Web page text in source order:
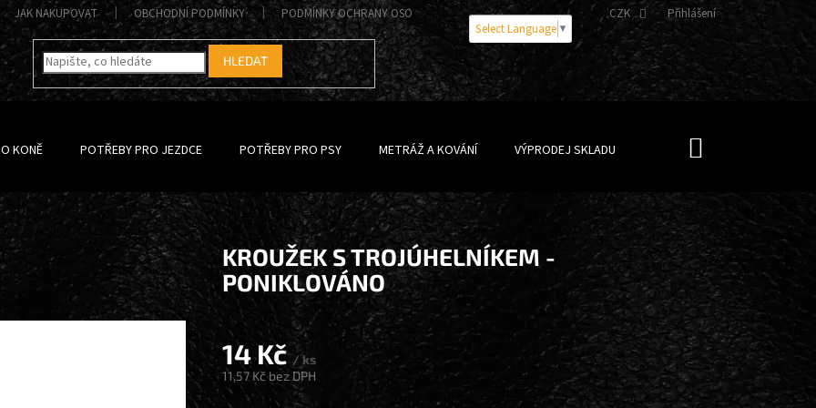
JAK NAKUPOVAT OBCHODNÍ PODMÍNKY PODMÍNKY OCHRANY OSOBNÍCH ÚDAJŮ CZK Přihlášení
Select Language ▼
HLEDAT
KONĚ POTŘEBY PRO JEZDCE POTŘEBY PRO PSY METRÁŽ A KOVÁNÍ VÝPRODEJ SKLADU
KROUŽEK S TROJÚHELNÍKEM -
PONIKLOVÁNO
14 Kč/ ks
11,57 Kč bez DPH
Měrná